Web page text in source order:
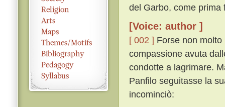
del Garbo, come prima
[Voice: author ]
[ 002 ] Forse non
compassione avuta
condotte a lagrimare.
Panfilo seguitasse la
incominciò: